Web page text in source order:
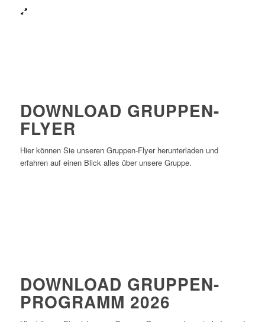
DOWNLOAD GRUPPEN-
FLYER
Hier können Sie unseren Gruppen-Flyer herunterladen und
erfahren auf einen Blick alles über unsere Gruppe.
DOWNLOAD GRUPPEN-
PROGRAMM 2026